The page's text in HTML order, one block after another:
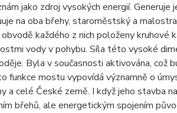
jako zdroj vysokých energií.
na oba břehy, staroměstský a
každého z nich položeny kruhové
vody v pohybu. Síla této vysoké
Byla v současnosti aktivována, což
funkce mostu vypovídá významně o
a celé České země. I když jeho stavba
břehů, ale energetickým spojením